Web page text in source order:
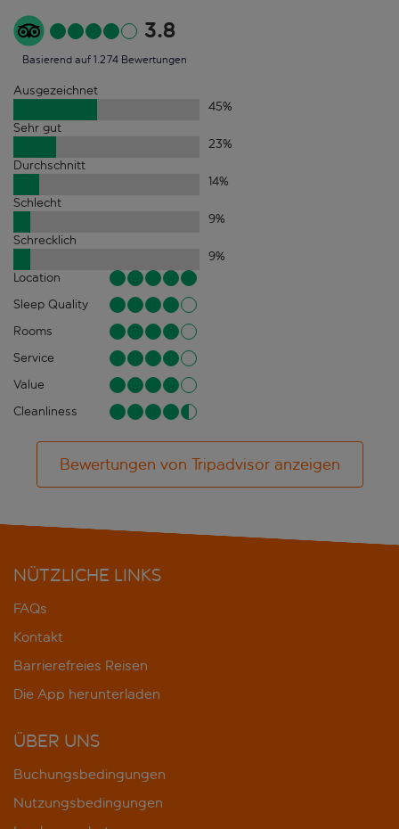
3.8
Basierend auf 1.274 Bewertungen
Ausgezeichnet
45%
Sehr gut
23%
Durchschnitt
14%
Schlecht
9%
Schrecklich
9%
Location
Sleep Quality
Rooms
Service
Value
Cleanliness
Bewertungen von Tripadvisor anzeigen
NÜTZLICHE LINKS
FAQs
Kontakt
Barrierefreies Reisen
Die App herunterladen
ÜBER UNS
Buchungsbedingungen
Nutzungsbedingungen